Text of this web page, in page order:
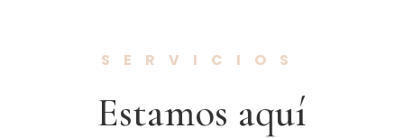
SERVICIOS
Estamos aquí